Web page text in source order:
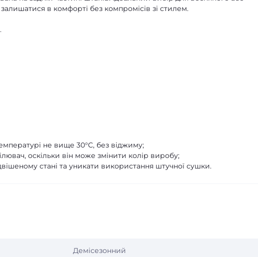
в комфорті без компромісів зі стилем.
не вище 30°C, без віджиму;
оскільки він може змінити колір виробу;
стані та уникати використання штучної сушки.
Демісезонний